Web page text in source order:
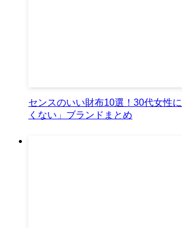
センスのいい財布10選！30代女性
くない」ブランドまとめ